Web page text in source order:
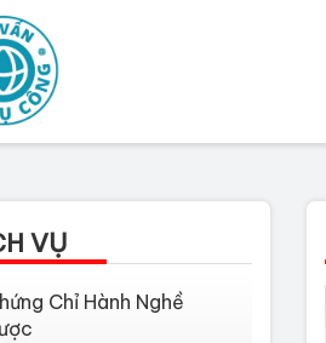
VỤ
Chỉ Hành Nghề